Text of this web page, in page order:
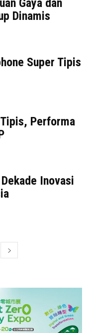
Gaya dan
Dinamis
Super Tipis
Performa
Inovasi